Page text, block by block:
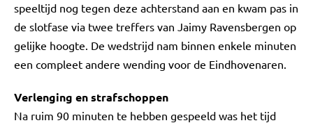
speeltijd nog tegen deze achterstand aan en kwam pas in
de slotfase via twee treffers van Jaimy Ravensbergen op
gelijke hoogte. De wedstrijd nam binnen enkele minuten
een compleet andere wending voor de Eindhovenaren.
Verlenging en strafschoppen
Na ruim 90 minuten te hebben gespeeld was het tijd